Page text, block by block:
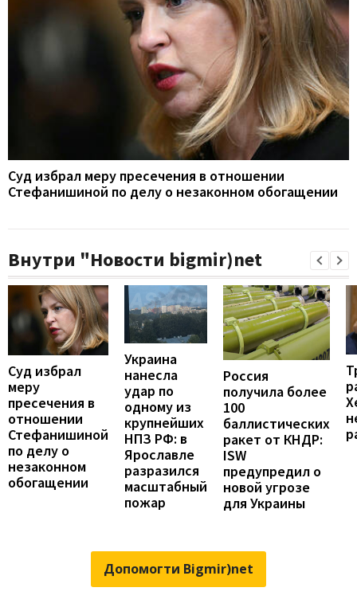
Суд избрал меру пресечения в отношении
Стефанишиной по делу о незаконном обогащении
Внутри "Новости bigmir)net
Суд избрал
меру
пресечения в
отношении
Стефанишиной
по делу о
незаконном
обогащении
Украина
нанесла
удар по
одному из
крупнейших
НПЗ РФ: в
Ярославле
разразился
масштабный
пожар
Россия
получила более
100
баллистических
ракет от КНДР:
ISW
предупредил о
новой угрозе
для Украины
Допомогти Bigmir)net